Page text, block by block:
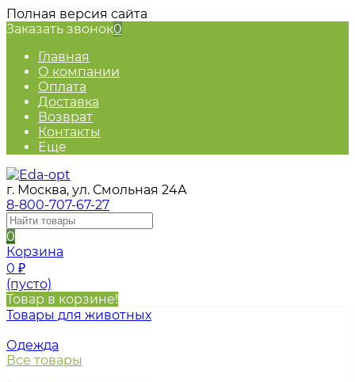
Полная версия сайта
Заказать звонок0
Главная
О компании
Оплата
Доставка
Возврат
Контакты
Еще
г. Москва, ул. Смольная 24А
8-800-707-67-27
0
Корзина
0 ₽
(пусто)
Товар в корзине!
Товары для животных
Одежда
Все товары